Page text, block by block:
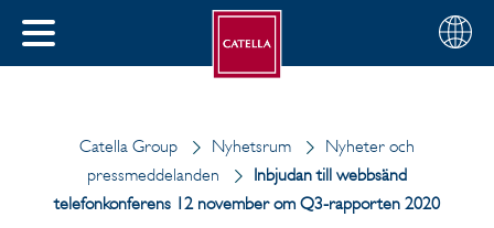
STÄNG
Välj
din
Svenska
Catella Group Nyhetsrum
Nyheter och
pressmeddelanden
Inbjudan till webbsänd
telefonkonferens 12 november om Q3-rapporten 2020